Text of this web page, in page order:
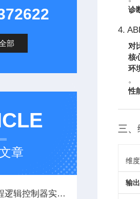
部
章
1756-L85E可编程逻辑控制器实操应用常见问题分析及解决方法探讨
诊
4.
对
核
环
。
性
三、
维度
输